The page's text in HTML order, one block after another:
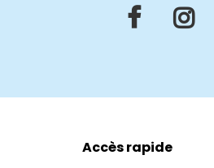
Accès rapide